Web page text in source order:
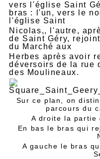
vers l'église Saint
bras : l'un, vers le
l'église Saint
Nicolas,, l'autre,
de Saint Géry,
du Marché aux
Herbes après avoir
déversoirs de la rue
des Moulineaux.
Sur ce plan, on
parcours du
A droite la partie
En bas le bras qui
A gauche le bras